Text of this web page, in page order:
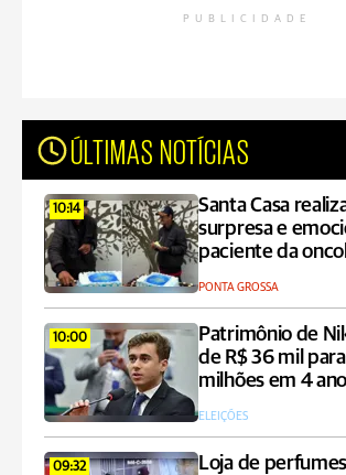
PUBLICIDADE
ÚLTIMAS NOTÍCIAS
10:14
Santa Casa
surpresa e
paciente da
PONTA GROSSA
10:00
Patrimônio de
de R$ 36 mil
milhões em 4
ELEIÇÕES
09:32
Loja de